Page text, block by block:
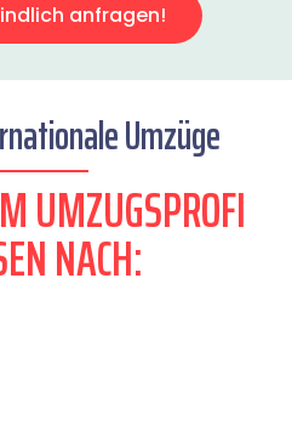
anfragen!
Umzüge
UMZUGSPROFI
NACH: